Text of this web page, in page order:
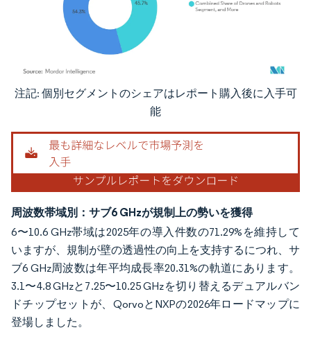
画像 © Mordor Intelligence。再利用にはCC BY 4.0の表示が必要です。
注記: 個別セグメントのシェアはレポート購入後に入手可
能
周波数帯域別：サブ6 GHzが規制上の勢いを獲得
6〜10.6 GHz帯域は2025年の導入件数の71.29%を維持して
いますが、規制が壁の透過性の向上を支持するにつれ、サ
ブ6 GHz周波数は年平均成長率20.31%の軌道にあります。
3.1〜4.8 GHzと7.25〜10.25 GHzを切り替えるデュアルバン
ドチップセットが、QorvoとNXPの2026年ロードマップに
登場しました。